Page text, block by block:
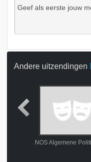
Andere uitzendingen
NOS Algemene Politieke Beschouwingen